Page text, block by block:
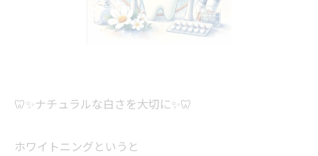
🦷✨ナチュラルな白さを大切に✨🦷
ホワイトニングというと